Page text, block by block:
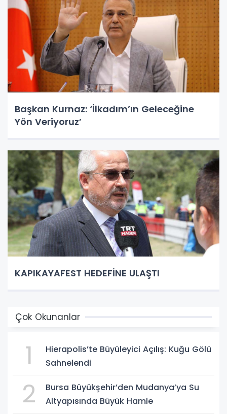
Başkan Kurnaz: ‘İlkadım’ın Geleceğine
Yön Veriyoruz’
KAPIKAYAFEST HEDEFİNE ULAŞTI
Çok Okunanlar
1
Hierapolis’te Büyüleyici Açılış: Kuğu Gölü
Sahnelendi
2
Bursa Büyükşehir’den Mudanya’ya Su
Altyapısında Büyük Hamle